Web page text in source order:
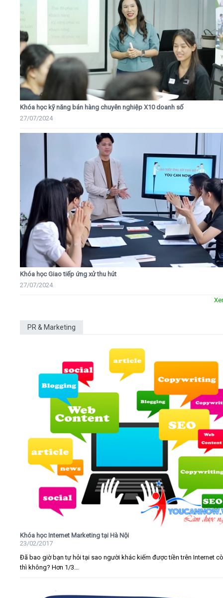
Khóa học kỹ năng bán hàng chuyên nghiệp X10 doanh số
27/07/2024
Khóa học Giao tiếp ứng xử thu hút
27/07/2024
PR & Marketing
Khóa học Internet Marketing tại Hà Nội
23/02/2017
Đã bao giờ bạn tự hỏi tại sao người khác kiếm được tiền trên Internet
thì không? Hơn 1/3...